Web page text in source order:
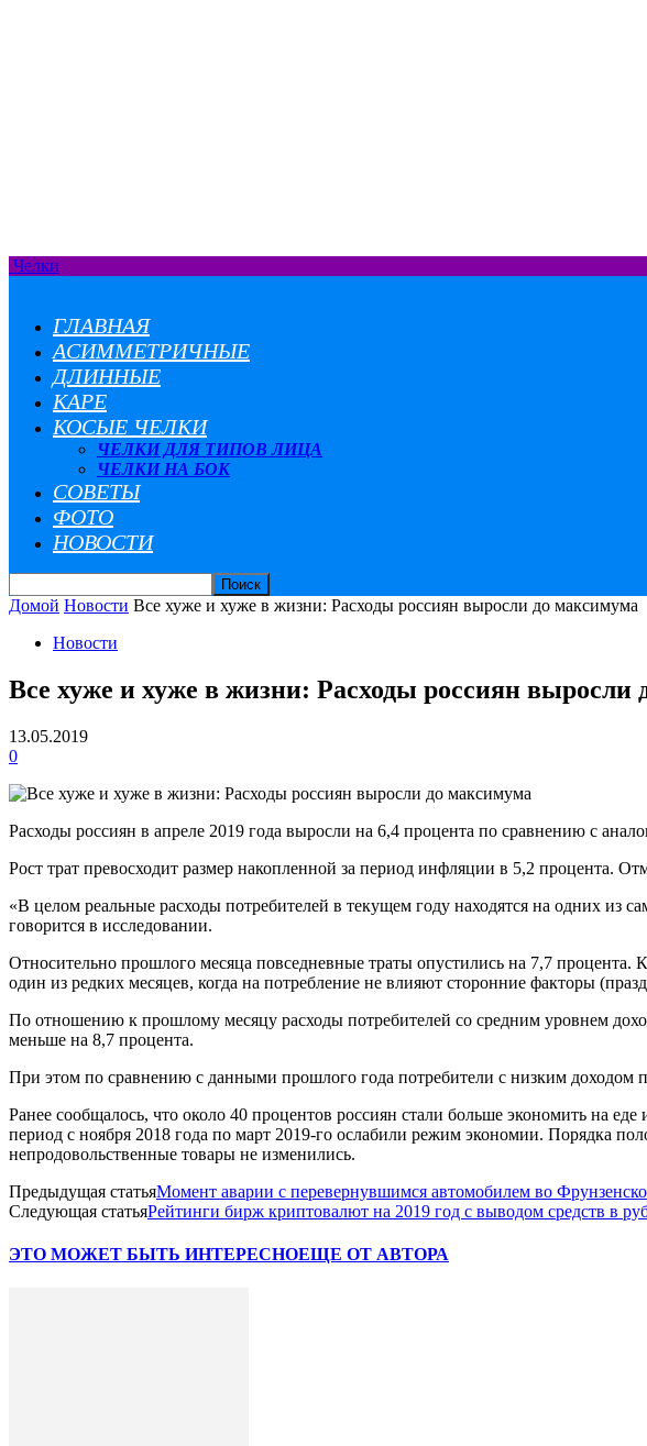
Челки
ГЛАВНАЯ
АСИММЕТРИЧНЫЕ
ДЛИННЫЕ
КАРЕ
КОСЫЕ ЧЕЛКИ
ЧЕЛКИ ДЛЯ ТИПОВ ЛИЦА
ЧЕЛКИ НА БОК
СОВЕТЫ
ФОТО
НОВОСТИ
Домой Новости Все хуже и хуже в жизни: Расходы россиян выросли до максимума
Новости
Все хуже и хуже в жизни: Расходы россиян выросли
13.05.2019
0
Расходы россиян в апреле 2019 года выросли на 6,4 процента по сравнению с
Рост трат превосходит размер накопленной за период инфляции в 5,2 процента.
«В целом реальные расходы потребителей в текущем году находятся на одних
говорится в исследовании.
Относительно прошлого месяца повседневные траты опустились на 7,7 процента.
один из редких месяцев, когда на потребление не влияют сторонние факторы
По отношению к прошлому месяцу расходы потребителей со средним уровнем
меньше на 8,7 процента.
При этом по сравнению с данными прошлого года потребители с низким
Ранее сообщалось, что около 40 процентов россиян стали больше экономить на
период с ноября 2018 года по март 2019-го ослабили режим экономии. Порядка
непродовольственные товары не изменились.
Предыдущая статьяМомент аварии с перевернувшимся автомобилем во
Следующая статьяРейтинги бирж криптовалют на 2019 год с выводом средств в
ЭТО МОЖЕТ БЫТЬ ИНТЕРЕСНОЕЩЕ ОТ АВТОРА